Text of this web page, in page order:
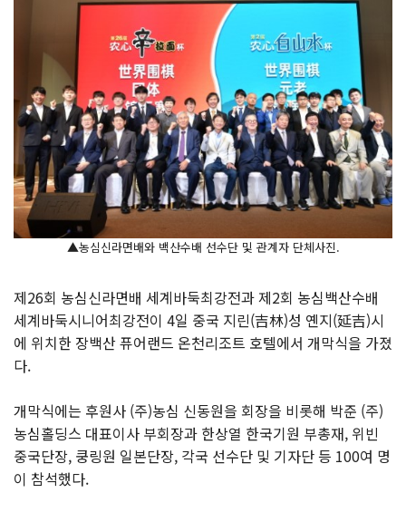
▲농심신라면배와 백산수배 선수단 및 관계자 단체사진.
제26회 농심신라면배 세계바둑최강전과 제2회 농심백산수배
세계바둑시니어최강전이 4일 중국 지린(吉林)성 옌지(延吉)시
에 위치한 장백산 퓨어랜드 온천리조트 호텔에서 개막식을 가졌
다.
개막식에는 후원사 (주)농심 신동원을 회장을 비롯해 박준 (주)
농심홀딩스 대표이사 부회장과 한상열 한국기원 부총재, 위빈
중국단장, 쿵링원 일본단장, 각국 선수단 및 기자단 등 100여 명
이 참석했다.